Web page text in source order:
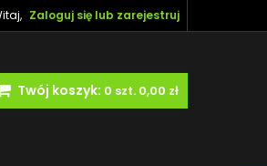
Zaloguj się lub zarejestruj
Twój koszyk: 0 szt. 0,00 zł